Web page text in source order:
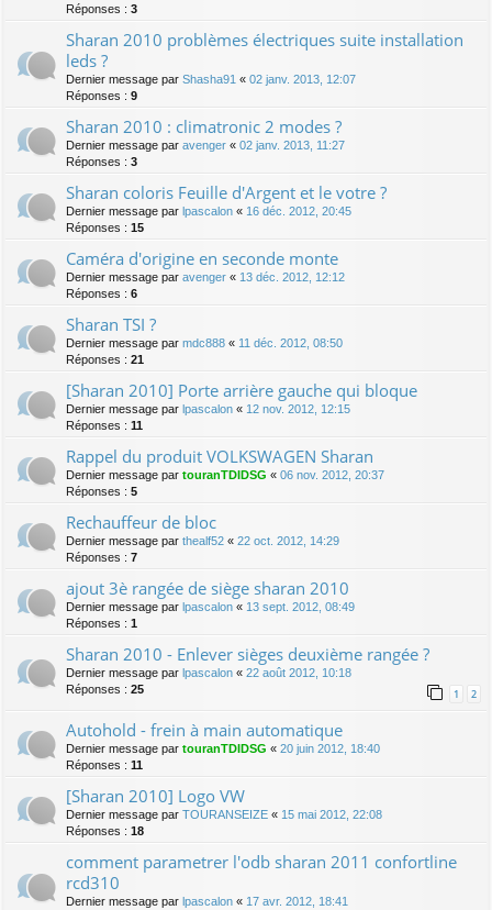
Réponses : 3
Sharan 2010 problèmes électriques suite installation
leds ?
Dernier message par Shasha91 « 02 janv. 2013, 12:07
Réponses : 9
Sharan 2010 : climatronic 2 modes ?
Dernier message par avenger « 02 janv. 2013, 11:27
Réponses : 3
Sharan coloris Feuille d'Argent et le votre ?
Dernier message par lpascalon « 16 déc. 2012, 20:45
Réponses : 15
Caméra d'origine en seconde monte
Dernier message par avenger « 13 déc. 2012, 12:12
Réponses : 6
Sharan TSI ?
Dernier message par mdc888 « 11 déc. 2012, 08:50
Réponses : 21
[Sharan 2010] Porte arrière gauche qui bloque
Dernier message par lpascalon « 12 nov. 2012, 12:15
Réponses : 11
Rappel du produit VOLKSWAGEN Sharan
Dernier message par touranTDIDSG « 06 nov. 2012, 20:37
Réponses : 5
Rechauffeur de bloc
Dernier message par thealf52 « 22 oct. 2012, 14:29
Réponses : 7
ajout 3è rangée de siège sharan 2010
Dernier message par lpascalon « 13 sept. 2012, 08:49
Réponses : 1
Sharan 2010 - Enlever sièges deuxième rangée ?
Dernier message par lpascalon « 22 août 2012, 10:18
Réponses : 25 1 2
Autohold - frein à main automatique
Dernier message par touranTDIDSG « 20 juin 2012, 18:40
Réponses : 11
[Sharan 2010] Logo VW
Dernier message par TOURANSEIZE « 15 mai 2012, 22:08
Réponses : 18
comment parametrer l'odb sharan 2011 confortline
rcd310
Dernier message par lpascalon « 17 avr. 2012, 18:41